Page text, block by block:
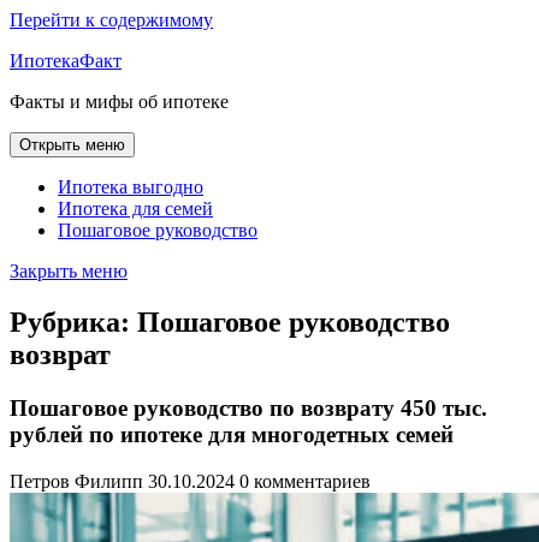
Перейти к содержимому
ИпотекаФакт
Факты и мифы об ипотеке
Открыть меню
Ипотека выгодно
Ипотека для семей
Пошаговое руководство
Закрыть меню
Рубрика: Пошаговое руководство
возврат
Пошаговое руководство по возврату 450 тыс.
рублей по ипотеке для многодетных семей
Петров Филипп 30.10.2024 0 комментариев